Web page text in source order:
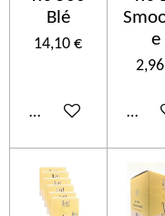
Blé
14,10 €
Ajouter au panier
e